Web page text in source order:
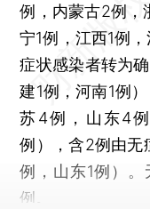
例，内蒙古2例，
宁1例，江西1例
症状感染者转为
建1例，河南1例
苏4例，山东4
例），含2例由无
例，山东1例）
例。